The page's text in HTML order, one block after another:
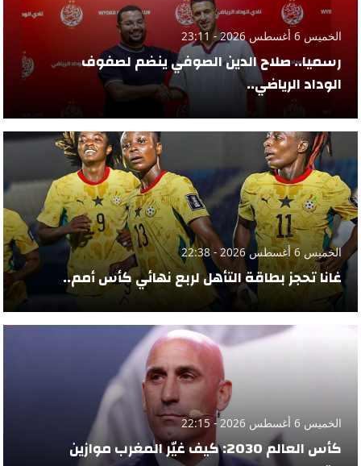
الخميس 6 أغسطس 2026 - 23:11
رسميا.. صلاح الدين الصوفي ينضم لصفوف
الوداد الرياضي..
الخميس 6 أغسطس 2026 - 22:38
غانا تحجز بطاقة التأهل لربع نهائي كأس أمم..
الخميس 6 أغسطس 2026 - 22:15
كأس العالم 2030: كيف غيّر المغرب موازين